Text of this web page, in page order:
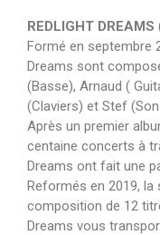
REDLIGHT DREAMS
Formé en septembre
Dreams sont
(Basse), Arnaud (
(Claviers) et Stef
Après un premier
centaine concerts à
Dreams ont fait une
Reformés en 2019, la
composition de 12
Dreams vous